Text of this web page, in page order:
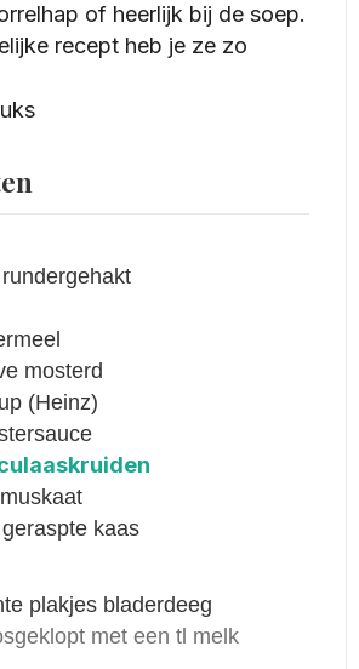
of heerlijk bij de soep.
recept heb je ze zo
rundergehakt
mosterd
(Heinz)
geraspte kaas
plakjes bladerdeeg
met een tl melk